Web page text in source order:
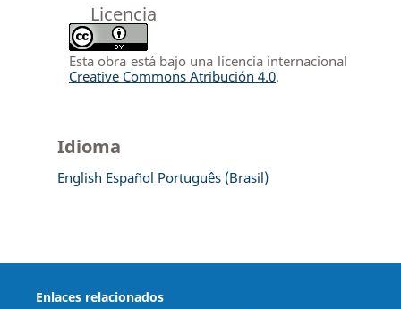
Licencia
Esta obra está bajo una licencia internacional
Creative Commons Atribución 4.0.
Idioma
English Español Português (Brasil)
Enlaces relacionados